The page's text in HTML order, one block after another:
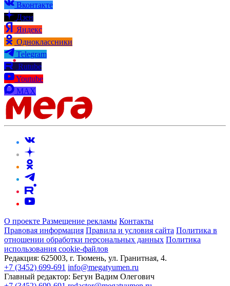
Вконтакте
Дзен
Яндекс
Одноклассники
Telegram
Rutube
Youtube
MAX
О проекте Размещение рекламы Контакты
Правовая информация Правила и условия сайта Политика в
отношении обработки персональных данных Политика
использования cookie-файлов
Редакция: 625003, г. Тюмень, ул. Гранитная, 4.
+7 (3452) 699-691 info@megatyumen.ru
Главный редактор: Бегун Вадим Олегович